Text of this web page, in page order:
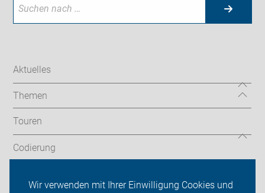
Wir verwenden mit Ihrer Einwilligung Cookies und
Aktuelles
Themen
Touren
Codierung